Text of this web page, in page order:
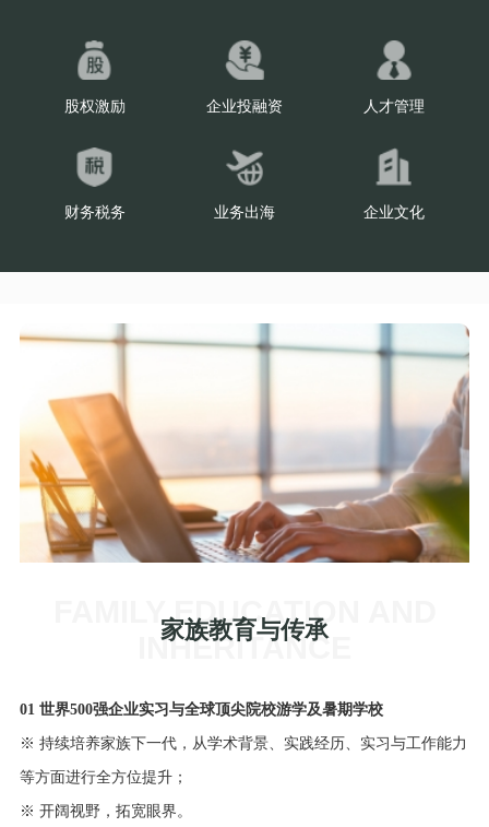
股权激励 企业投融资 人才管理
财务税务 业务出海 企业文化
家族教育与传承
FAMILY EDUCATION AND
INHERITANCE
01 世界500强企业实习与全球顶尖院校游学及暑期学校
※ 持续培养家族下一代，从学术背景、实践经历、实习与工作能力
等方面进行全方位提升；
※ 开阔视野，拓宽眼界。